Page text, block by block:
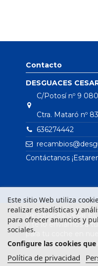
Contacto
DESGUACES
C/Potosí nº 9
Ctra. Mataró nº
636274442
Contáctanos
Este sitio Web utiliza
realizar estadísticas y
para ofrecer anuncios y
sociales.
Configure las cookies
Política de privacidad
Desguaces César
y te lo enviamos a
para tu coche en
desguace.